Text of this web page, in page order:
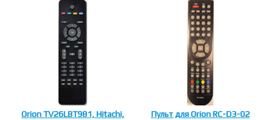
Orion TV26LBT981, Hitachi,
Пульт для Orion RC-D3-02